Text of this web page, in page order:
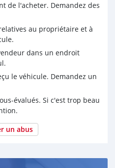
de l'acheter. Demandez des
au propriétaire et à
dans un endroit
le véhicule. Demandez un
évalués. Si c'est trop beau
un abus